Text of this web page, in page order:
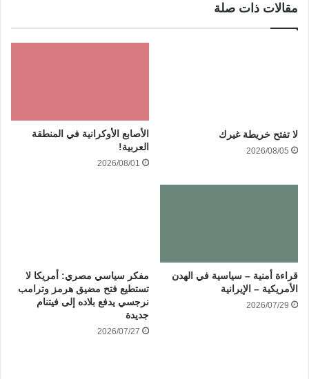
مقالات ذات صلة
لا تفتح خريطة غيرك
2026/08/05
الأصابع الأوكرانية في المنطقة
العربية!
2026/08/01
قراءة أمنية – سياسية في الهدن
الأمريكية – الإيرانية
2026/07/29
مفكر سياسي مصري: أمريكا لا
تستطيع فتح مضيق هرمز وترامب
نرجسي يدفع بلاده إلى فيتنام
جديدة
2026/07/27